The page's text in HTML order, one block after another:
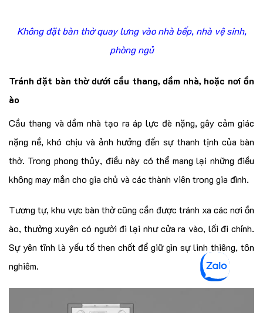
Không đặt bàn thờ quay lưng vào nhà bếp, nhà vệ sinh,
phòng ngủ
Tránh đặt bàn thờ dưới cầu thang, dầm nhà, hoặc nơi ồn
ào
Cầu thang và dầm nhà tạo ra áp lực đè nặng, gây cảm giác
nặng nề, khó chịu và ảnh hưởng đến sự thanh tịnh của bàn
thờ. Trong phong thủy, điều này có thể mang lại những điều
không may mắn cho gia chủ và các thành viên trong gia đình.
Tương tự, khu vực bàn thờ cũng cần được tránh xa các nơi ồn
ào, thường xuyên có người đi lại như cửa ra vào, lối đi chính.
Sự yên tĩnh là yếu tố then chốt để giữ gìn sự linh thiêng, tôn
nghiêm.